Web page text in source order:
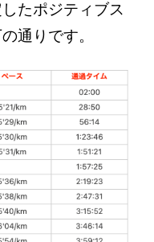
たポジティブス
通りです。